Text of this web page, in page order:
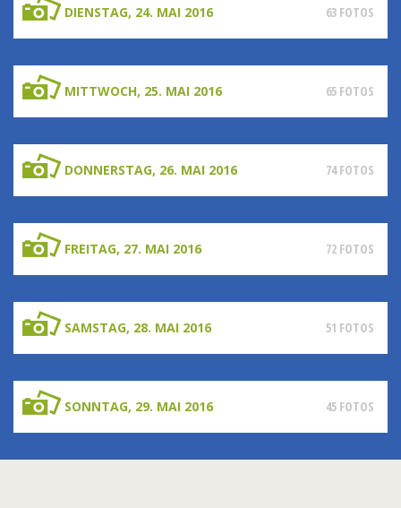
DIENSTAG, 24. MAI 2016 63 FOTOS
MITTWOCH, 25. MAI 2016 65 FOTOS
DONNERSTAG, 26. MAI 2016 74 FOTOS
FREITAG, 27. MAI 2016 72 FOTOS
SAMSTAG, 28. MAI 2016 51 FOTOS
SONNTAG, 29. MAI 2016 45 FOTOS